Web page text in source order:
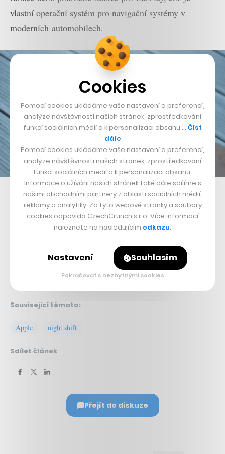
vlastní operační systém pro navigační systémy v
moderních automobilech.
Nepřehlédněte:
Související témata:
Apple night shift
Sdílet článek
Přejít do diskuze
Cookies
Pomocí cookies ukládáme vaše nastavení a preferencí,
analýze návštěvnosti našich stránek, zprostředkování
funkcí sociálních médií a k personalizaci obsahu … Číst
dále
Pomocí cookies ukládáme vaše nastavení a preferencí,
analýze návštěvnosti našich stránek, zprostředkování
funkcí sociálních médií a k personalizaci obsahu.
Informace o užívání našich stránek také dále sdílíme s
našimi obchodními partnery z oblasti sociálních médií,
reklamy a analytiky. Za tyto webové stránky a soubory
cookies odpovídá CzechCrunch s.r.o. Více informací
naleznete na následujícím odkazu.
Nastavení Souhlasím
Pokračovat s nezbytnými cookies